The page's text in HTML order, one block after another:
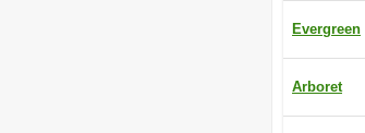
Evergreen
Arboret